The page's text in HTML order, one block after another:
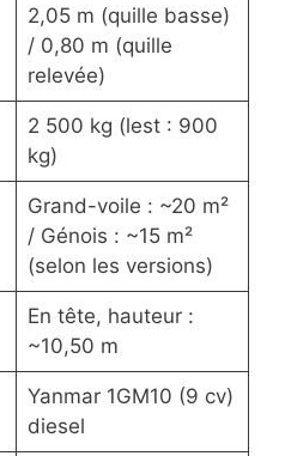
2,05 m (quille basse)
/ 0,80 m (quille
relevée)
2 500 kg (lest : 900
kg)
Grand-voile : ~20 m²
/ Génois : ~15 m²
(selon les versions)
En tête, hauteur :
~10,50 m
Yanmar 1GM10 (9 cv)
diesel